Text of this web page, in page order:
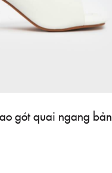
gót quai ngang bản